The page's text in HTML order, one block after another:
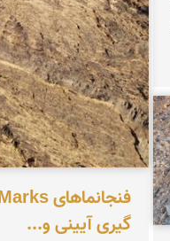
گیری آیینی و...